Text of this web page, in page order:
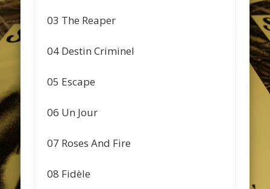
03 The Reaper
04 Destin Criminel
05 Escape
06 Un Jour
07 Roses And Fire
08 Fidèle